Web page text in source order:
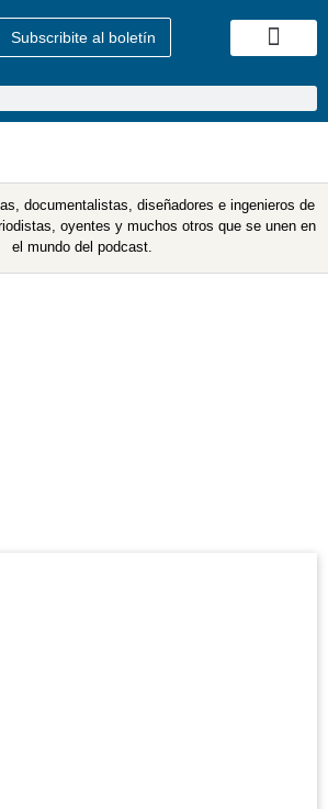
Subscribite al boletín
documentalistas, diseñadores e ingenieros de
oyentes y muchos otros que se unen en
el mundo del podcast.